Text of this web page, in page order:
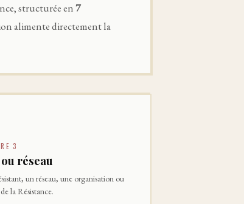
structurée en7
alimente directement la
3
réseau
un réseau, une organisation ou
la Résistance.